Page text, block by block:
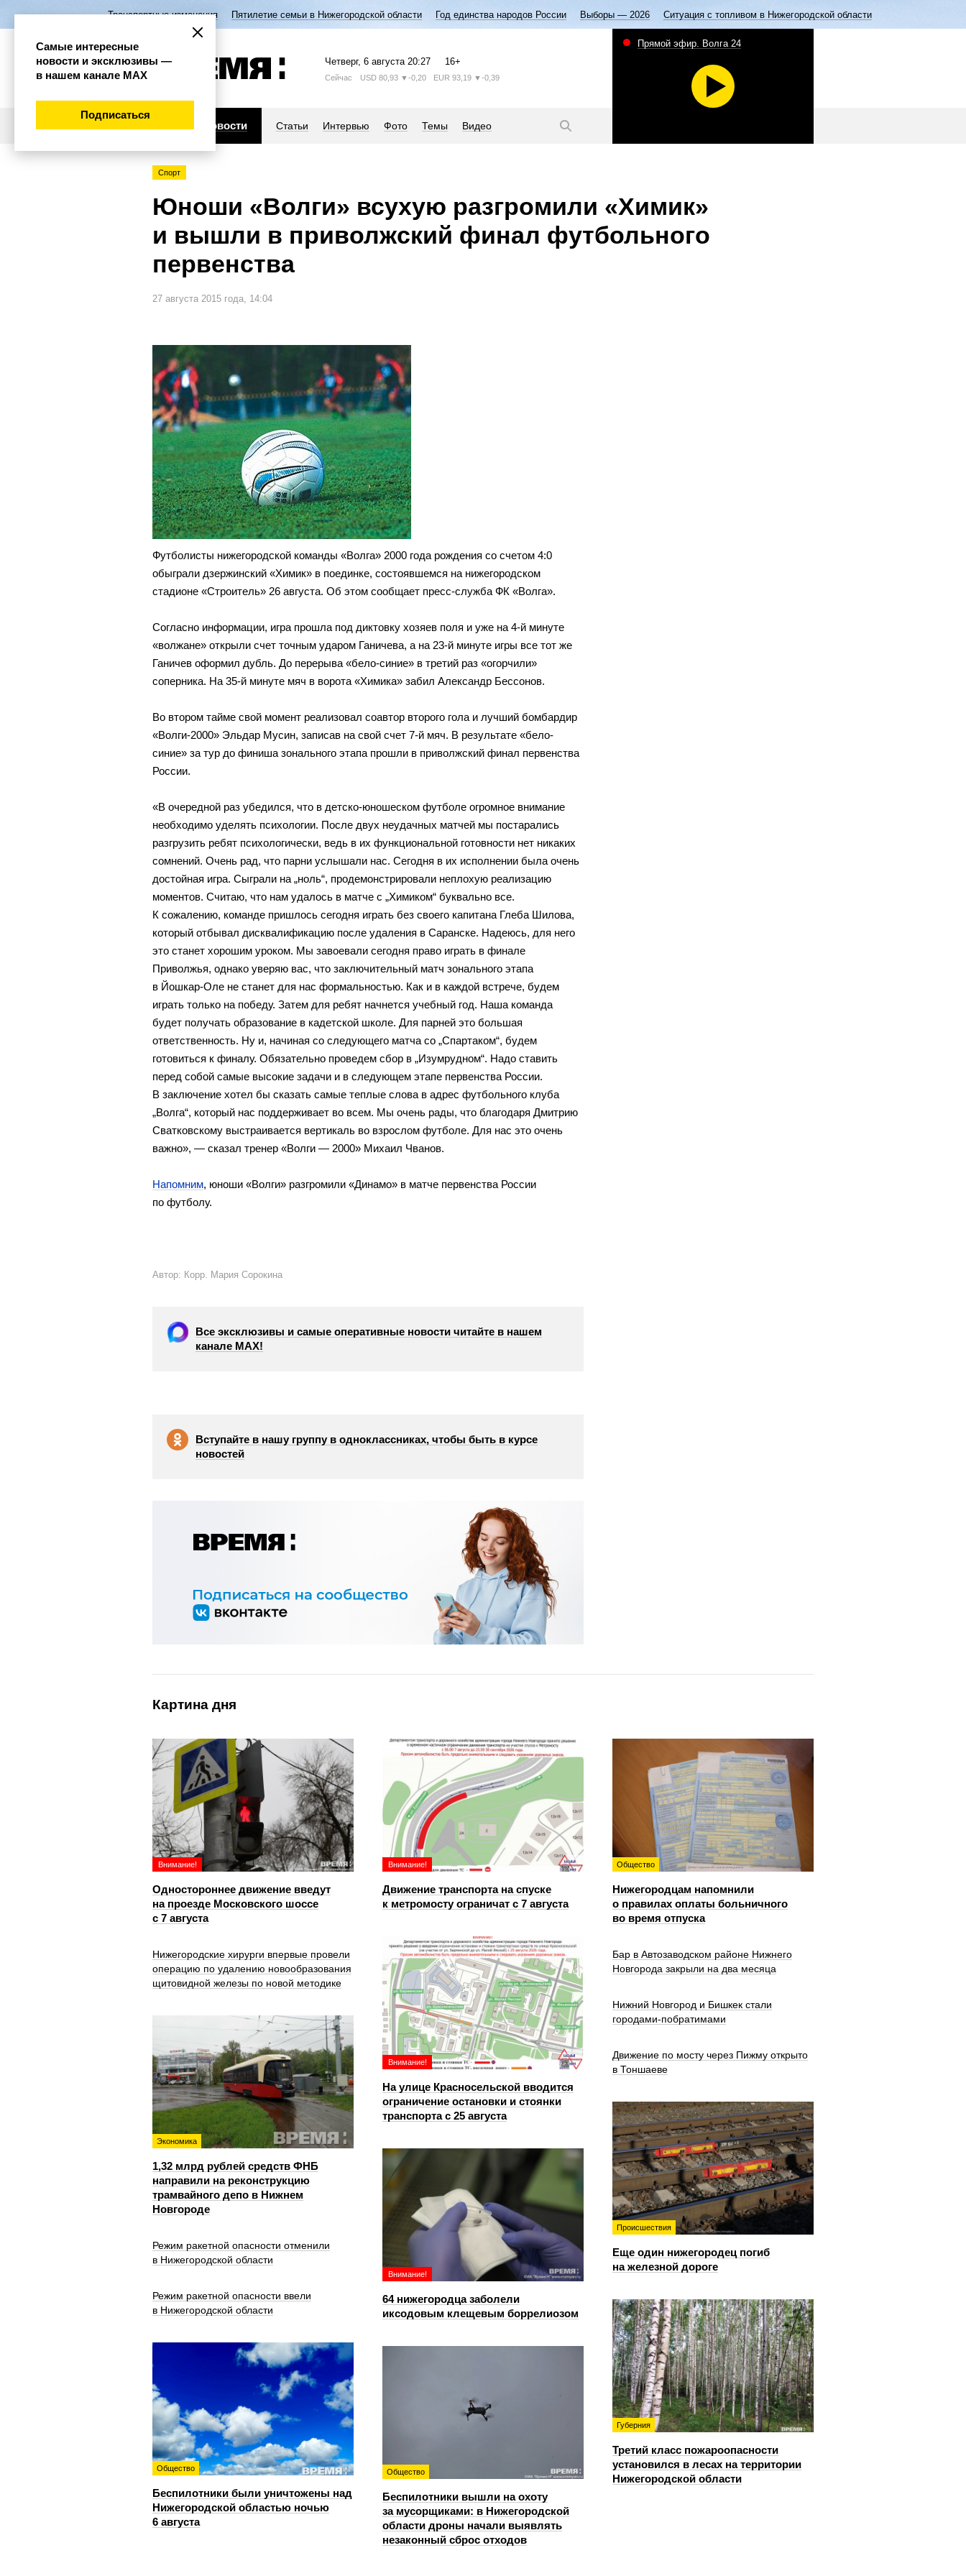
Транспортные изменения Пятилетие семьи в Нижегородской области Год единства народов России Выборы — 2026 Ситуация с топливом в Нижегородской области
Четверг, 6 августа 20:27 16+
Сейчас USD 80,93 ▼-0,20 EUR 93,19 ▼-0,39
Новости Статьи Интервью Фото Темы Видео
Прямой эфир. Волга 24
Спорт
Юноши «Волги» всухую разгромили «Химик»
и вышли в приволжский финал футбольного
первенства
27 августа 2015 года, 14:04
Футболисты нижегородской команды «Волга» 2000 года рождения со счетом 4:0
обыграли дзержинский «Химик» в поединке, состоявшемся на нижегородском
стадионе «Строитель» 26 августа. Об этом сообщает пресс-служба ФК «Волга».
Согласно информации, игра прошла под диктовку хозяев поля и уже на 4-й минуте
«волжане» открыли счет точным ударом Ганичева, а на 23-й минуте игры все тот же
Ганичев оформил дубль. До перерыва «бело-синие» в третий раз «огорчили»
соперника. На 35-й минуте мяч в ворота «Химика» забил Александр Бессонов.
Во втором тайме свой момент реализовал соавтор второго гола и лучший бомбардир
«Волги-2000» Эльдар Мусин, записав на свой счет 7-й мяч. В результате «бело-
синие» за тур до финиша зонального этапа прошли в приволжский финал первенства
России.
«В очередной раз убедился, что в детско-юношеском футболе огромное внимание
необходимо уделять психологии. После двух неудачных матчей мы постарались
разгрузить ребят психологически, ведь в их функциональной готовности нет никаких
сомнений. Очень рад, что парни услышали нас. Сегодня в их исполнении была очень
достойная игра. Сыграли на „ноль“, продемонстрировали неплохую реализацию
моментов. Считаю, что нам удалось в матче с „Химиком“ буквально все.
К сожалению, команде пришлось сегодня играть без своего капитана Глеба Шилова,
который отбывал дисквалификацию после удаления в Саранске. Надеюсь, для него
это станет хорошим уроком. Мы завоевали сегодня право играть в финале
Приволжья, однако уверяю вас, что заключительный матч зонального этапа
в Йошкар-Оле не станет для нас формальностью. Как и в каждой встрече, будем
играть только на победу. Затем для ребят начнется учебный год. Наша команда
будет получать образование в кадетской школе. Для парней это большая
ответственность. Ну и, начиная со следующего матча со „Спартаком“, будем
готовиться к финалу. Обязательно проведем сбор в „Изумрудном“. Надо ставить
перед собой самые высокие задачи и в следующем этапе первенства России.
В заключение хотел бы сказать самые теплые слова в адрес футбольного клуба
„Волга“, который нас поддерживает во всем. Мы очень рады, что благодаря Дмитрию
Сватковскому выстраивается вертикаль во взрослом футболе. Для нас это очень
важно», — сказал тренер «Волги — 2000» Михаил Чванов.
Напомним, юноши «Волги» разгромили «Динамо» в матче первенства России
по футболу.
Автор: Корр. Мария Сорокина
Все эксклюзивы и самые оперативные новости читайте в нашем
канале МАХ!
Вступайте в нашу группу в одноклассниках, чтобы быть в курсе
новостей
Картина дня
Внимание!
Одностороннее движение введут
на проезде Московского шоссе
с 7 августа
Внимание!
Движение транспорта на спуске
к метромосту ограничат с 7 августа
Общество
Нижегородцам напомнили
о правилах оплаты больничного
во время отпуска
Внимание!
На улице Красносельской вводится
ограничение остановки и стоянки
транспорта с 25 августа
Нижегородские хирурги впервые провели
операцию по удалению новообразования
щитовидной железы по новой методике
Бар в Автозаводском районе Нижнего
Новгорода закрыли на два месяца
Нижний Новгород и Бишкек стали
городами-побратимами
Экономика
1,32 млрд рублей средств ФНБ
направили на реконструкцию
трамвайного депо в Нижнем
Новгороде
Движение по мосту через Пижму открыто
в Тоншаеве
Происшествия
Еще один нижегородец погиб
на железной дороге
Внимание!
64 нижегородца заболели
иксодовым клещевым боррелиозом
Режим ракетной опасности отменили
в Нижегородской области
Режим ракетной опасности ввели
в Нижегородской области
Губерния
Третий класс пожароопасности
установился в лесах на территории
Нижегородской области
Общество
Беспилотники были уничтожены над
Нижегородской областью ночью
6 августа
Общество
Беспилотники вышли на охоту
за мусорщиками: в Нижегородской
области дроны начали выявлять
незаконный сброс отходов
Самые интересные
новости и эксклюзивы —
в нашем канале МАХ
Подписаться